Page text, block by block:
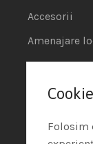
Accesorii
Amenajare
POS -
Termeni si
Politica de
Folosim